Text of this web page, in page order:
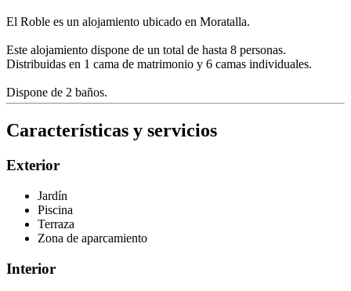
El Roble es un alojamiento ubicado en Moratalla.
Este alojamiento dispone de un total de hasta 8 personas.
Distribuidas en 1 cama de matrimonio y 6 camas individuales.
Dispone de 2 baños.
Características y servicios
Exterior
Jardín
Piscina
Terraza
Zona de aparcamiento
Interior